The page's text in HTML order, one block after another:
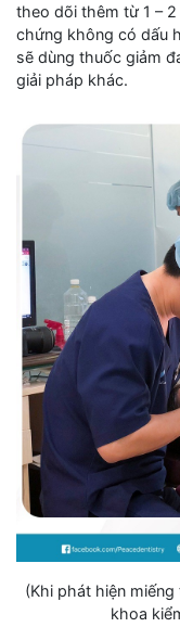
theo dõi thêm từ 1 –
chứng không có dấu
sẽ dùng thuốc giảm
giải pháp khác.
(Khi phát hiện
khoa